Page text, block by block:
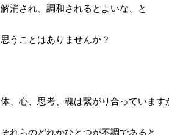
解消され、調和されるとよいな、と
思うことはありませんか？
体、心、思考、魂は繋がり合っています
それらのどれかひとつが不調であると